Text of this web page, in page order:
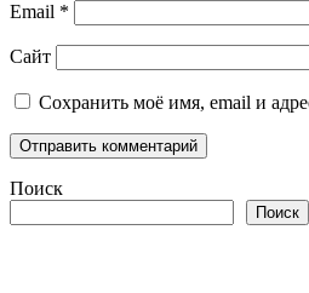
Email *
Сайт
Сохранить моё имя, email и
Поиск
Поиск